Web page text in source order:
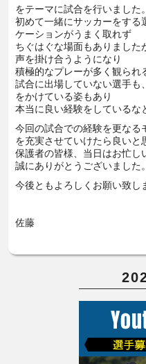
をテーマに試合を行いました。
初めて一緒にサッカーをする
ケーションがうまく取れず
ちぐはぐな場面もありまし
声を掛け合うようになり
積極的なプレーが多く観られ
試合に出場していない選手も
をかけている姿もあり
本当に良い経験をしているな
今回の試合での経験を更なる
を充実させていけたら良いと
保護者の皆様、当日はお忙し
誠にありがとうございました。
今後ともよろしくお願い致し
佐藤